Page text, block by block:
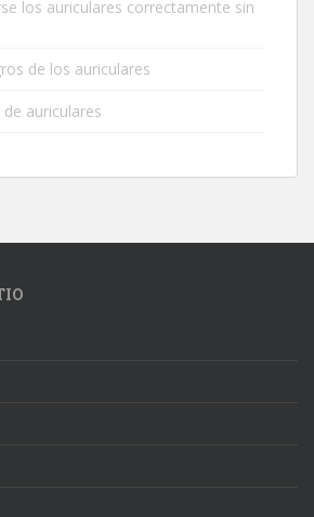
los auriculares correctamente sin
de los auriculares
auriculares